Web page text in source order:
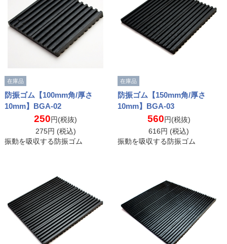
在庫品
防振ゴム【100mm角/厚さ
10mm】BGA-02
250円(税抜)
275円 (税込)
振動を吸収する防振ゴム
在庫品
防振ゴム【150mm角/厚さ
10mm】BGA-03
560円(税抜)
616円 (税込)
振動を吸収する防振ゴム